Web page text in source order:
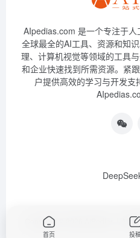
AIpedias.com 是一个专注于
全球最全的AI工具、资源和知
理、计算机视觉等领域的工具
和企业快速找到所需资源。紧
户提供高效的学习与开发
Copyright © 2026 AIPedias｜AI导航
首页 投